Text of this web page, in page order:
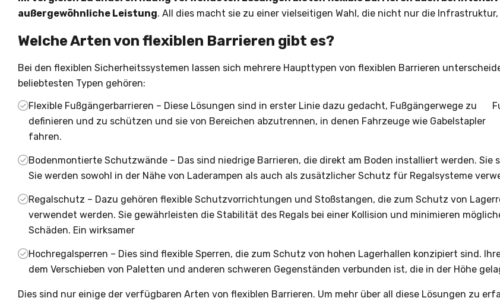
außergewöhnliche Leistung. All dies macht sie zu einer vielseitigen Wahl, die nicht nur die
Welche Arten von flexiblen Barrieren gibt es?
Bei den flexiblen Sicherheitssystemen lassen sich mehrere Haupttypen von flexiblen Barrieren
beliebtesten Typen gehören:
Flexible Fußgängerbarrieren – Diese Lösungen sind in erster Linie dazu gedacht, Fußgängerwege zu
definieren und zu schützen und sie von Bereichen abzutrennen, in denen Fahrzeuge wie Gabelstapler
fahren.
Bodenmontierte Schutzwände – Das sind niedrige Barrieren, die direkt am Boden installiert werden. Sie
Sie werden sowohl in der Nähe von Laderampen als auch als zusätzlicher Schutz für Regalsysteme
Regalschutz – Dazu gehören flexible Schutzvorrichtungen und Stoßstangen, die zum Schutz von
verwendet werden. Sie gewährleisten die Stabilität des Regals bei einer Kollision und minimieren
Schäden. Ein wirksamer
Hochregalsperren – Dies sind flexible Sperren, die zum Schutz von hohen Lagerhallen konzipiert sind.
dem Verschieben von Paletten und anderen schweren Gegenständen verbunden ist, die in der Höhe
Dies sind nur einige der verfügbaren Arten von flexiblen Barrieren. Um mehr über all diese Lösungen zu